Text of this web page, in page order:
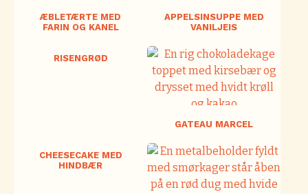
ÆBLETÆRTE MED
FARIN OG KANEL
APPELSINSUPPE MED
VANILJEIS
RISENGRØD
GATEAU MARCEL
CHEESECAKE MED
HINDBÆR